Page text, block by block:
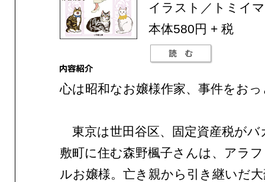
イラスト／トミイ
本体580円 + 税
心は昭和なお嬢様作家、事件をお
東京は世田谷区、固定資産税がバ
敷町に住む森野楓子さんは、アラ
ルお嬢様。亡き親から引き継いだ